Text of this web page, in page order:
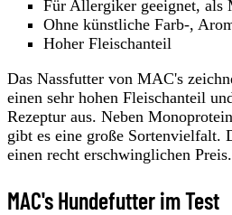
Für Allergiker geeignet, als
Ohne künstliche Farb-,
Hoher Fleischanteil
Das Nassfutter von MAC's
einen sehr hohen Fleischanteil
Rezeptur aus. Neben
gibt es eine große Sortenvielfalt.
einen recht erschwinglichen Preis.
MAC's Hundefutter im Test